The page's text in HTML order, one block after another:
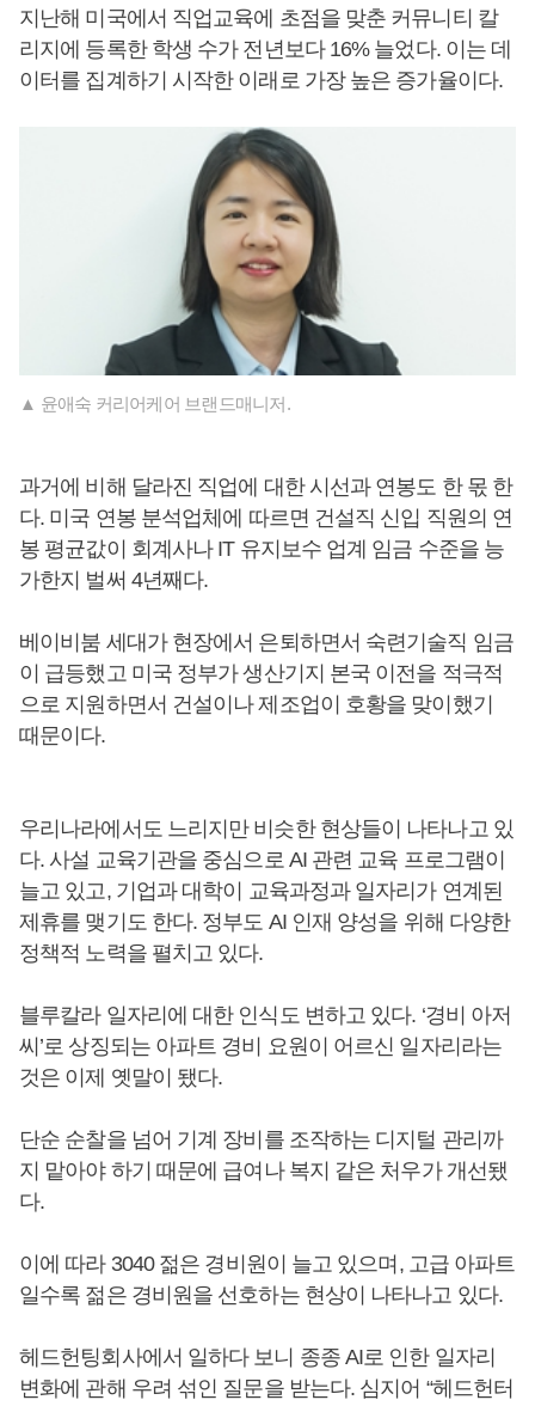
지난해 미국에서 직업교육에 초점을 맞춘 커뮤니티 칼
리지에 등록한 학생 수가 전년보다 16% 늘었다. 이는 데
이터를 집계하기 시작한 이래로 가장 높은 증가율이다.
▲ 윤애숙 커리어케어 브랜드매니저.
과거에 비해 달라진 직업에 대한 시선과 연봉도 한 몫 한
다. 미국 연봉 분석업체에 따르면 건설직 신입 직원의 연
봉 평균값이 회계사나 IT 유지보수 업계 임금 수준을 능
가한지 벌써 4년째다.
베이비붐 세대가 현장에서 은퇴하면서 숙련기술직 임금
이 급등했고 미국 정부가 생산기지 본국 이전을 적극적
으로 지원하면서 건설이나 제조업이 호황을 맞이했기
때문이다.
우리나라에서도 느리지만 비슷한 현상들이 나타나고 있
다. 사설 교육기관을 중심으로 AI 관련 교육 프로그램이
늘고 있고, 기업과 대학이 교육과정과 일자리가 연계된
제휴를 맺기도 한다. 정부도 AI 인재 양성을 위해 다양한
정책적 노력을 펼치고 있다.
블루칼라 일자리에 대한 인식도 변하고 있다. ‘경비 아저
씨’로 상징되는 아파트 경비 요원이 어르신 일자리라는
것은 이제 옛말이 됐다.
단순 순찰을 넘어 기계 장비를 조작하는 디지털 관리까
지 맡아야 하기 때문에 급여나 복지 같은 처우가 개선됐
다.
이에 따라 3040 젊은 경비원이 늘고 있으며, 고급 아파트
일수록 젊은 경비원을 선호하는 현상이 나타나고 있다.
헤드헌팅회사에서 일하다 보니 종종 AI로 인한 일자리
변화에 관해 우려 섞인 질문을 받는다. 심지어 “헤드헌터